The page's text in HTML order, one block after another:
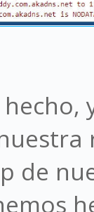
de